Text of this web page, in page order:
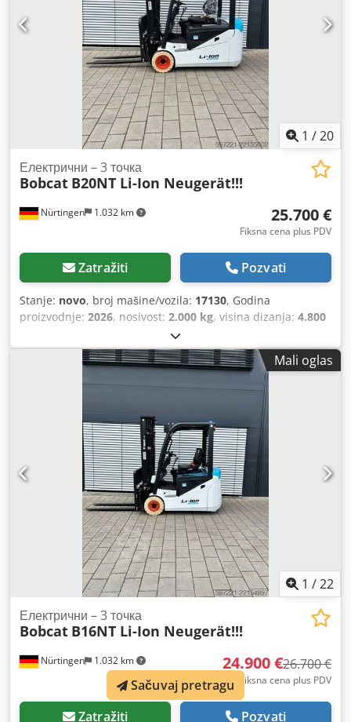
1 /20
Nürtingen 1.032 km
Електрични – 3 точка
Bobcat B20NT Li-Ion Neugerät!!!
25.700 €
Fiksna cena plus PDV
Zatražiti Pozvati
Stanje: novo, broj mašine/vozila: 17130, Godina
proizvodnje: 2026, nosivost: 2.000 kg, visina dizanja: 4.800
1.484 mm
500 mm, vrsta goriva:električni, tip jarma:triplex,
građevinska visina:2.215 mm, napon baterije:51,2 V
dužina viljuške:
1.200 mm
, dimenzija prednje gume:
, dimenzija zadnje gume:
non marking, ukupna težina: 3.790 kg
, 5174822 Serijski
broj: OBA07-000027 Crsdpfxezfd D Ij Ab Sjf Podaci o
bateriji: 51,2V 277Ah
Mali oglas
1 /22
Nürtingen 1.032 km
Електрични – 3 точка
Bobcat B16NT Li-Ion Neugerät!!!
24.900 €26.700 €
Fiksna cena plus PDV
Zatražiti Pozvati
Sačuvaj pretragu